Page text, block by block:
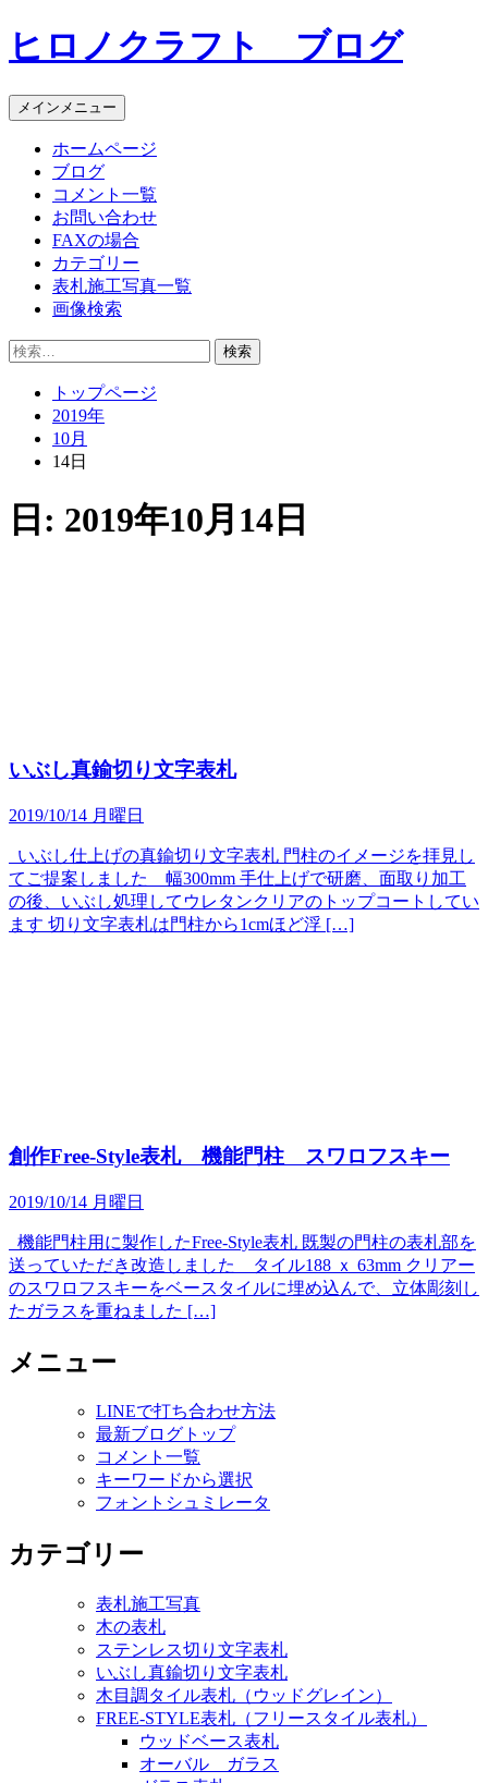
コ
ン
ン
ツ
ヒロノクラフト ブログ
メインメニュー
ホームページ
ブログ
コメント一覧
お問い合わせ
FAXの場合
カテゴリー
表札施工写真一覧
画像検索
検
トップページ
2019年
10月
14日
日: 2019年10月14日
いぶし真鍮切り文字表札
2019/10/14 月曜日
いぶし仕上げの真鍮切り文字表札 門柱のイメージを拝見し
てご提案しました 幅300mm 手仕上げで研磨、面取り加工
の後、いぶし処理してウレタンクリアのトップコートしてい
ます 切り文字表札は門柱から1cmほど浮 […]
創作Free-Style表札 機能門柱 スワロフスキー
2019/10/14 月曜日
機能門柱用に製作したFree-Style表札 既製の門柱の表札部を
送っていただき改造しました タイル188 ｘ 63mm クリアー
のスワロフスキーをベースタイルに埋め込んで、立体彫刻し
たガラスを重ねました […]
メニュー
LINEで打ち合わせ方法
最新ブログトップ
コメント一覧
キーワードから選択
フォントシュミレータ
カテゴリー
表札施工写真
木の表札
ステンレス切り文字表札
いぶし真鍮切り文字表札
木目調タイル表札（ウッドグレイン）
FREE-STYLE表札（フリースタイル表札）
ウッドベース表札
オーバル ガラス